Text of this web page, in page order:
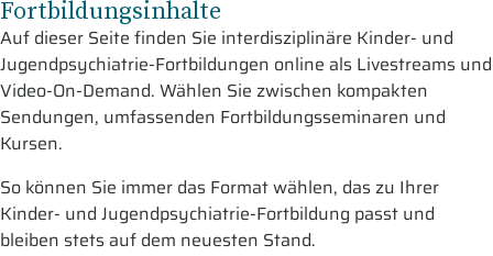
Fortbildungsinhalte
Auf dieser Seite finden Sie interdisziplinäre Kinder- und
Jugendpsychiatrie-Fortbildungen online als Livestreams und
Video-On-Demand. Wählen Sie zwischen kompakten
Sendungen, umfassenden Fortbildungsseminaren und
Kursen.
So können Sie immer das Format wählen, das zu Ihrer
Kinder- und Jugendpsychiatrie-Fortbildung passt und
bleiben stets auf dem neuesten Stand.